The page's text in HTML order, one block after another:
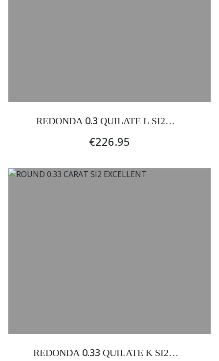
REDONDA 0.3 QUILATE L SI2
EXCELENTE
€226.95
REDONDA 0.33 QUILATE K SI2